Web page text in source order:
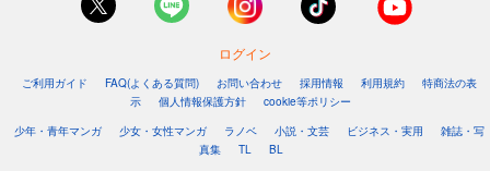
ログイン
ご利用ガイド FAQ(よくある質問) お問い合わせ 採用情報 利用規約
特商法の表
示
個人情報保護方針
cookie等ポリシー
少年・青年マンガ
少女・女性マンガ ラノベ 小説・文芸 ビジネス・実用
雑誌・写
真集
TL BL